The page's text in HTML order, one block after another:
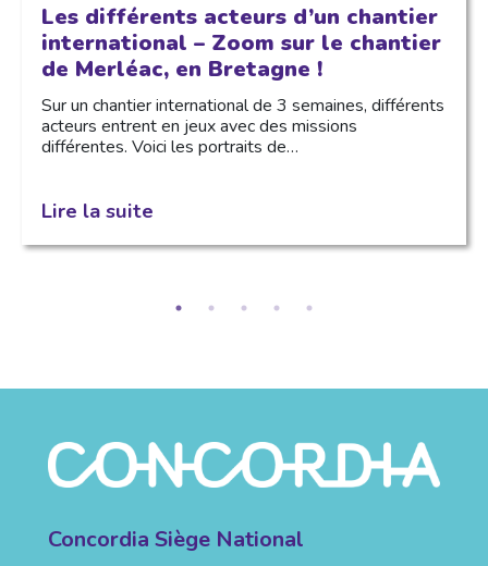
Les différents acteurs d’un chantier
international – Zoom sur le chantier
de Merléac, en Bretagne !
Sur un chantier international de 3 semaines, différents
acteurs entrent en jeux avec des missions
différentes. Voici les portraits de…
Lire la suite
Concordia Siège National